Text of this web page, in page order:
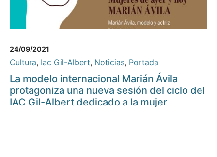
24/09/2021
Cultura, Iac Gil-Albert, Noticias, Portada
La modelo internacional Marián Ávila
protagoniza una nueva sesión del ciclo del
IAC Gil-Albert dedicado a la mujer